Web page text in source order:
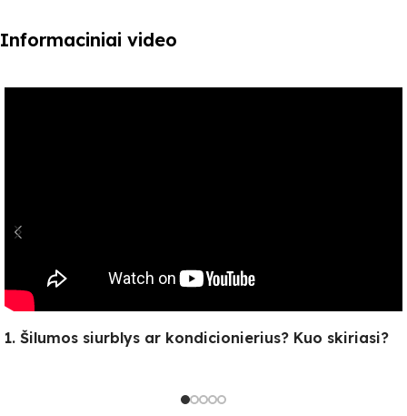
Informaciniai video
1. Šilumos siurblys ar kondicionierius? Kuo skiriasi?